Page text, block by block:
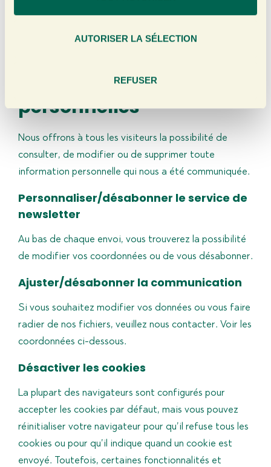
e
AUTORISER LA SÉLECTION
REFUSER
déclaration de confidentialité. Il est donc conseillé de
consulter régulièrement cette déclaration de
Choix des données
personnelles
Nous offrons à tous les visiteurs la possibilité de
consulter, de modifier ou de supprimer toute
information personnelle qui nous a été communiquée.
Personnaliser/désabonner le service de
newsletter
Au bas de chaque envoi, vous trouverez la possibilité
de modifier vos coordonnées ou de vous désabonner.
Ajuster/désabonner la communication
Si vous souhaitez modifier vos données ou vous faire
radier de nos fichiers, veuillez nous contacter. Voir les
coordonnées ci-dessous.
Désactiver les cookies
La plupart des navigateurs sont configurés pour
accepter les cookies par défaut, mais vous pouvez
réinitialiser votre navigateur pour qu’il refuse tous les
cookies ou pour qu’il indique quand un cookie est
envoyé. Toutefois, certaines fonctionnalités et